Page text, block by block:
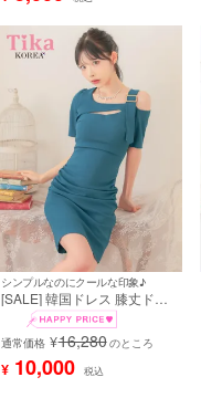
シンプルなのにクールな印象♪
[SALE] 韓国ドレス 膝丈ドレ
ス ワンショルダー風 バストカ
ット アシメショルダー ワンカ
ラー 半袖 タイト キャバドレ
ス (緩苺着用) [tk-mdk5051]
通常価格 ¥16,280のところ
¥ 10,000 税込